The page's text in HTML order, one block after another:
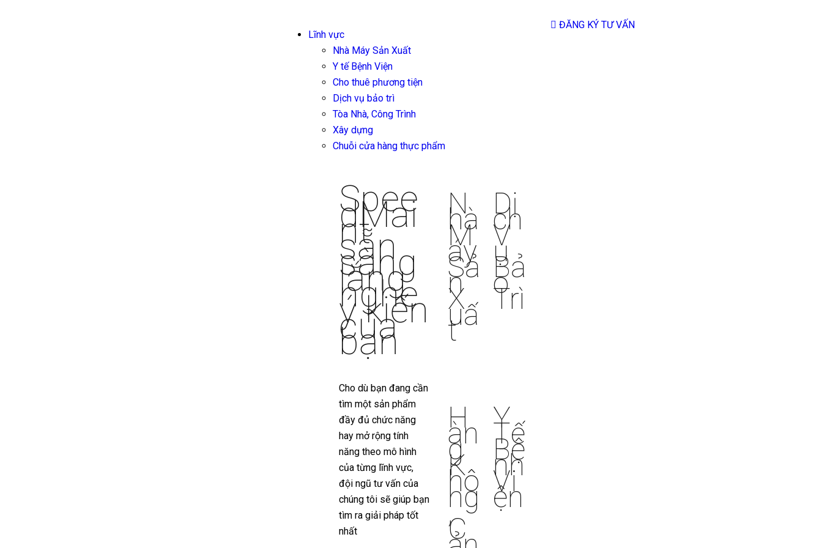
Lĩnh vực
Nhà Máy Sản Xuất
Y tế Bệnh Viện
Cho thuê phương tiện
Dịch vụ bảo trì
Tòa Nhà, Công Trình
Xây dựng
Chuỗi cửa hàng thực phẩm
Spee
dMai
nt
sẵn
sàng
lắng
nghe
ý kiến
của
bạn
Cho dù bạn đang cần
tìm một sản phẩm
đầy đủ chức năng
hay mở rộng tính
năng theo mô hình
của từng lĩnh vực,
đội ngũ tư vấn của
chúng tôi sẽ giúp bạn
tìm ra giải pháp tốt
nhất
N
hà
M
áy
Sả
n
X
uấ
t
Dị
ch
V
ụ
Bả
o
Trì
H
àn
g
K
hô
ng
,
C
Y
Tế
Bệ
nh
Vi
ện
ĐĂNG KÝ TƯ VẤN